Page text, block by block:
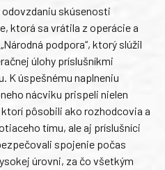
skúsenosti
ktorá sa vrátila z operácie a
podpora“, ktorý slúžil
úlohy príslušníkmi
K úspešnému naplneniu
nácviku prispeli nielen
pôsobili ako rozhodcovia a
tímu, ale aj príslušníci
spojenie počas
úrovni, za čo všetkým